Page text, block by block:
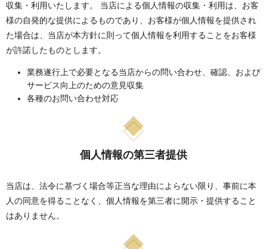
収集・利用いたします。 当店による個人情報の収集・利用は、お客
様の自発的な提供によるものであり、お客様が個人情報を提供され
た場合は、当店が本方針に則って個人情報を利用することをお客様
が許諾したものとします。
業務遂行上で必要となる当店からの問い合わせ、確認、および
サービス向上のための意見収集
各種のお問い合わせ対応
個人情報の第三者提供
当店は、法令に基づく場合等正当な理由によらない限り、事前に本
人の同意を得ることなく、個人情報を第三者に開示・提供すること
はありません。